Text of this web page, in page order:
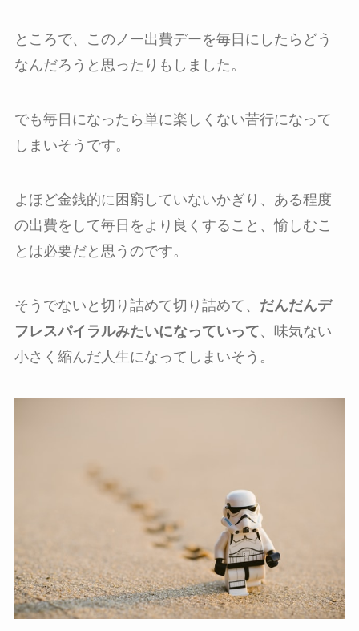
ところで、このノー出費デーを毎日にしたらどう
なんだろうと思ったりもしました。
でも毎日になったら単に楽しくない苦行になって
しまいそうです。
よほど金銭的に困窮していないかぎり、ある程度
の出費をして毎日をより良くすること、愉しむこ
とは必要だと思うのです。
そうでないと切り詰めて切り詰めて、 だんだんデ
フレスパイラルみたいになっていって、味気ない
小さく縮んだ人生になってしまいそう。